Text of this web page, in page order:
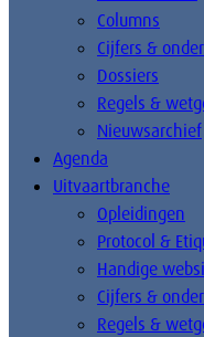
Columns
Cijfers &
Dossiers
Regels &
Nieuwsarchief
Agenda
Uitvaartbranche
Opleidingen
Protocol &
Handige
Cijfers &
Regels &